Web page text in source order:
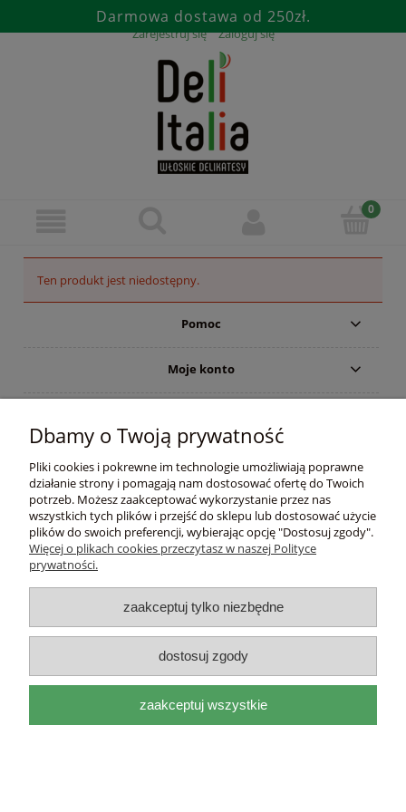
Darmowa dostawa od 250zł.
Zarejestruj się Zaloguj się
Ten produkt jest niedostępny.
Pomoc
Moje konto
Informacje
O nas
DELIITALIA
adres: Mackiewicza 17a 31-214 Kraków, woj.
e-mail: biuro@deliitalia.pl
NIP:9451155910
pokaż pełną wersję strony
Sklep internetowy Shoper.pl
Dbamy o Twoją prywatność
Pliki cookies i pokrewne im technologie umożliwiają poprawne
działanie strony i pomagają nam dostosować ofertę do Twoich
potrzeb. Możesz zaakceptować wykorzystanie przez nas
wszystkich tych plików i przejść do sklepu lub dostosować użycie
plików do swoich preferencji, wybierając opcję "Dostosuj zgody".
Więcej o plikach cookies przeczytasz w naszej Polityce
prywatności.
zaakceptuj tylko niezbędne
dostosuj zgody
zaakceptuj wszystkie